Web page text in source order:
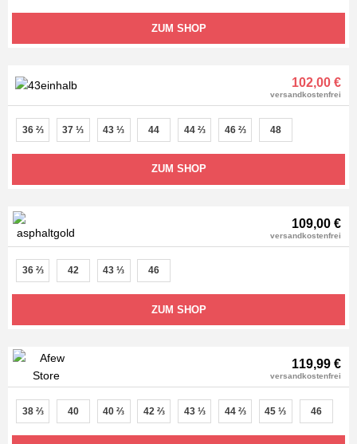
ZUM SHOP
102,00 €
versandkostenfrei
ZUM SHOP
36 ⅔ 37 ⅓ 43 ⅓ 44 44 ⅔ 46 ⅔ 48
109,00 €
versandkostenfrei
ZUM SHOP
36 ⅔ 42 43 ⅓ 46
119,99 €
versandkostenfrei
38 ⅔ 40 40 ⅔ 42 ⅔ 43 ⅓ 44 ⅔ 45 ⅓ 46